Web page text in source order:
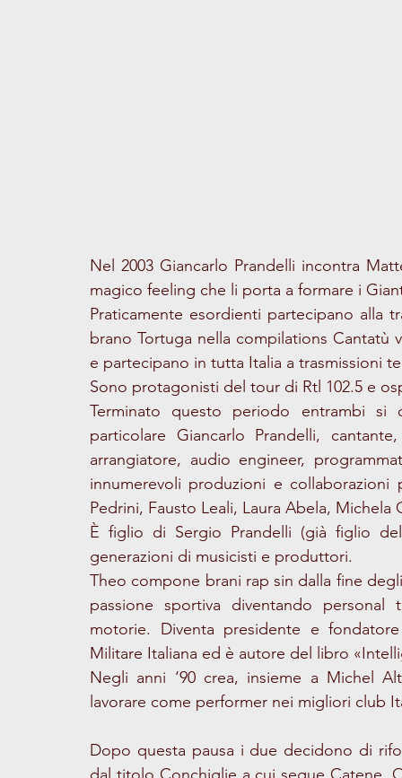
Nel 2003 Giancarlo Prandelli incontra
magico feeling che li porta a formare i
Praticamente esordienti partecipano alla
brano Tortuga nella compilations Cantatù
e partecipano in tutta Italia a trasmissioni
Sono protagonisti del tour di Rtl 102.5 e
Terminato questo periodo entrambi
particolare Giancarlo Prandelli,
arrangiatore, audio engineer,
innumerevoli produzioni e
Pedrini, Fausto Leali, Laura Abela,
È figlio di Sergio Prandelli (già figlio
generazioni di musicisti e produttori.
Theo compone brani rap sin dalla fine
passione sportiva diventando
motorie. Diventa presidente e
Militare Italiana ed è autore del libro
Negli anni ‘90 crea, insieme a Michel
lavorare come performer nei migliori club
Dopo questa pausa i due decidono di